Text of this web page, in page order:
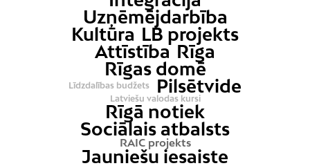
Uzņēmējdarbība
Kultūra LB projekts
Attīstība Rīga
Rīgas domē
Līdzdalības budžets Pilsētvide
Latviešu valodas kursi
Rīgā notiek
Sociālais atbalsts
RAIC projekts
Jauniešu iesaiste